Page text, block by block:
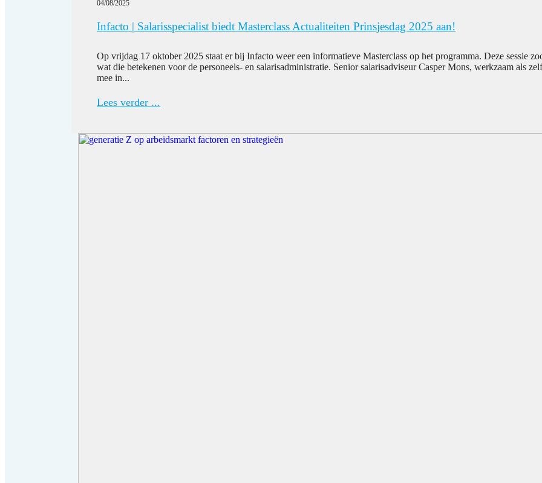
04/08/2025
Infacto | Salarisspecialist biedt Masterclass Actualiteiten Prinsjesdag 2025 aan!
Op vrijdag 17 oktober 2025 staat er bij Infacto weer een informatieve Masterclass op het programma. Deze sessie
wat die betekenen voor de personeels- en salarisadministratie. Senior salarisadviseur Casper Mons, werkzaam als
mee in...
Lees verder ...